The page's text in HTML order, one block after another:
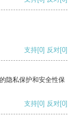
支持[0] 反对[0]
隐私保护和安全性保
支持[0] 反对[0]